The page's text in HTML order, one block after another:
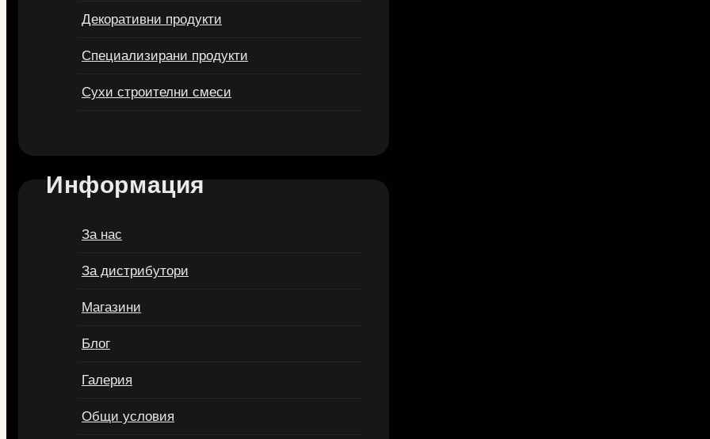
Декоративни продукти
Специализирани продукти
Сухи строителни смеси
Информация
За нас
За дистрибутори
Магазини
Блог
Галерия
Общи условия